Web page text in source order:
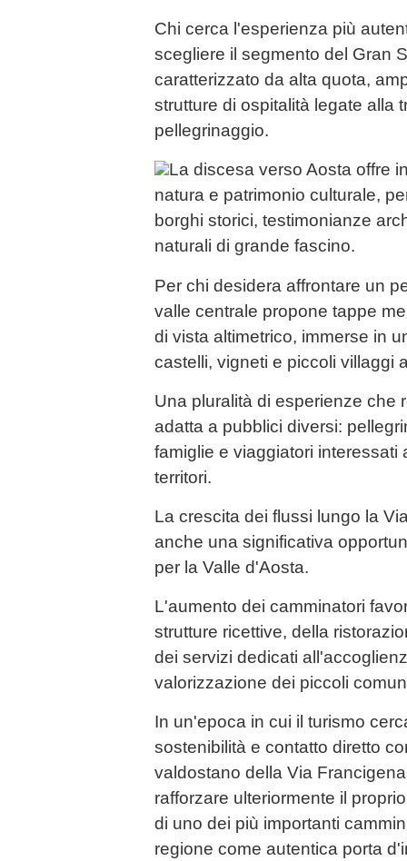
Chi cerca l'esperienza più
scegliere il segmento del Gran
caratterizzato da alta quota,
strutture di ospitalità legate alla
pellegrinaggio.
La discesa verso Aosta offre
natura e patrimonio culturale,
borghi storici, testimonianze
naturali di grande fascino.
Per chi desidera affrontare un
valle centrale propone tappe
di vista altimetrico, immerse in
castelli, vigneti e piccoli villaggi
Una pluralità di esperienze che
adatta a pubblici diversi:
famiglie e viaggiatori interessati
territori.
La crescita dei flussi lungo la
anche una significativa
per la Valle d'Aosta.
L'aumento dei camminatori
strutture ricettive, della
dei servizi dedicati
valorizzazione dei piccoli
In un'epoca in cui il turismo
sostenibilità e contatto diretto
valdostano della Via
rafforzare ulteriormente il
di uno dei più importanti
regione come autentica porta